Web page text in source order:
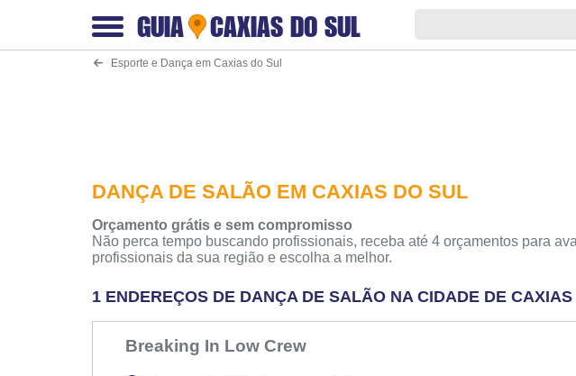
GUIA CAXIAS DO SUL
Esporte e Dança em Caxias do Sul
DANÇA DE SALÃO EM CAXIAS DO SUL
Orçamento grátis e sem compromisso
Não perca tempo buscando profissionais, receba até 4 orçamentos para
profissionais da sua região e escolha a melhor.
1 ENDEREÇOS DE DANÇA DE SALÃO NA CIDADE DE
Breaking In Low Crew